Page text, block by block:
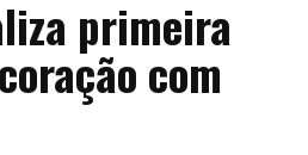
primeira
com